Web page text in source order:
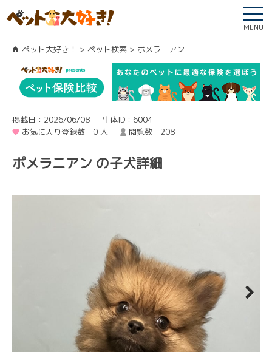
MENU
ペット大好き！ ペット検索 ポメラニアン
掲載日：2026/06/08
生体ID：6004
お気に入り登録数 0 人
閲覧数 208
ポメラニアン の子犬詳細